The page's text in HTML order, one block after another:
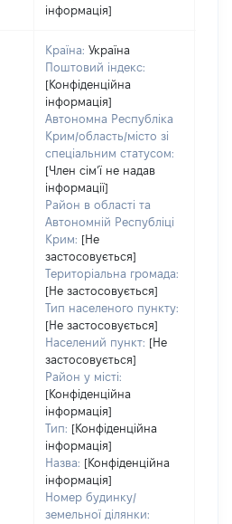
інформація]
Країна: Україна
Поштовий індекс:
[Конфіденційна
інформація]
Автономна Республіка
Крим/область/місто зі
спеціальним статусом:
[Член сімʼї не надав
інформації]
Район в області та
Автономній Республіці
Крим: [Не
застосовується]
Територіальна громада:
[Не застосовується]
Тип населеного пункту:
[Не застосовується]
Населений пункт: [Не
застосовується]
Район у місті:
[Конфіденційна
інформація]
Тип: [Конфіденційна
інформація]
Назва: [Конфіденційна
інформація]
Номер будинку/
земельної ділянки: